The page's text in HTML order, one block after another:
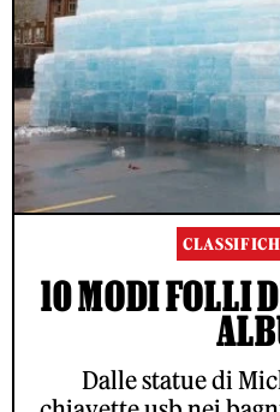
10 MODI FOLLI
Dalle statue di